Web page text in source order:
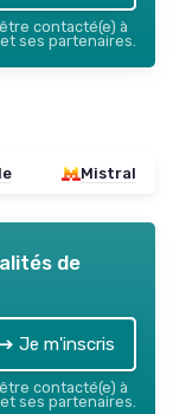
contacté(e) à
ses partenaires.
Mistral
de
➔ Je m'inscris
contacté(e) à
ses partenaires.